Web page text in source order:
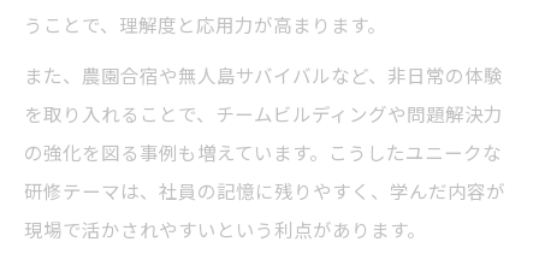
うことで、理解度と応用力が高まります。
また、農園合宿や無人島サバイバルなど、非日常の体験
を取り入れることで、チームビルディングや問題解決力
の強化を図る事例も増えています。こうしたユニークな
研修テーマは、社員の記憶に残りやすく、学んだ内容が
現場で活かされやすいという利点があります。